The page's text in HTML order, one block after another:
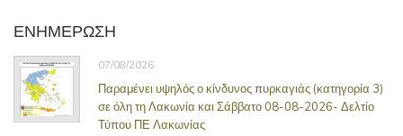
ΕΝΗΜΕΡΩΣΗ
07/08/2026
Παραμένει υψηλός ο κίνδυνος πυρκαγιάς (κατηγορία 3)
σε όλη τη Λακωνία και Σάββατο 08-08-2026- Δελτίο
Τύπου ΠΕ Λακωνίας